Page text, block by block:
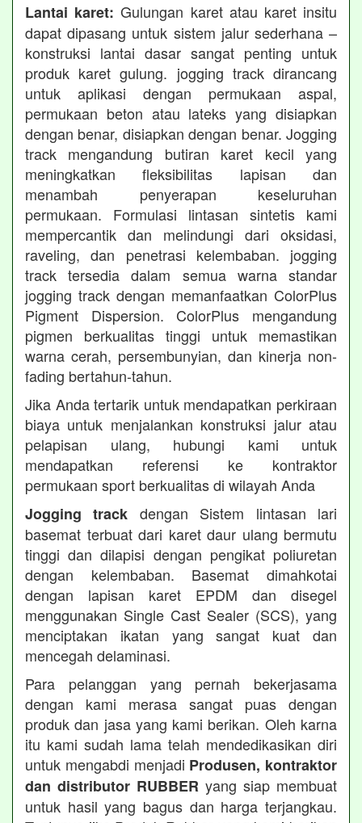
Lantai karet: Gulungan karet atau karet insitu
dapat dipasang untuk sistem jalur sederhana –
konstruksi lantai dasar sangat penting untuk
produk karet gulung. jogging track dirancang
untuk aplikasi dengan permukaan aspal,
permukaan beton atau lateks yang disiapkan
dengan benar, disiapkan dengan benar. Jogging
track mengandung butiran karet kecil yang
meningkatkan fleksibilitas lapisan dan
menambah penyerapan keseluruhan
permukaan. Formulasi lintasan sintetis kami
mempercantik dan melindungi dari oksidasi,
raveling, dan penetrasi kelembaban. jogging
track tersedia dalam semua warna standar
jogging track dengan memanfaatkan ColorPlus
Pigment Dispersion. ColorPlus mengandung
pigmen berkualitas tinggi untuk memastikan
warna cerah, persembunyian, dan kinerja non-
fading bertahun-tahun.
Jika Anda tertarik untuk mendapatkan perkiraan
biaya untuk menjalankan konstruksi jalur atau
pelapisan ulang, hubungi kami untuk
mendapatkan referensi ke kontraktor
permukaan sport berkualitas di wilayah Anda
Jogging track dengan Sistem lintasan lari
basemat terbuat dari karet daur ulang bermutu
tinggi dan dilapisi dengan pengikat poliuretan
dengan kelembaban. Basemat dimahkotai
dengan lapisan karet EPDM dan disegel
menggunakan Single Cast Sealer (SCS), yang
menciptakan ikatan yang sangat kuat dan
mencegah delaminasi.
Para pelanggan yang pernah bekerjasama
dengan kami merasa sangat puas dengan
produk dan jasa yang kami berikan. Oleh karna
itu kami sudah lama telah mendedikasikan diri
untuk mengabdi menjadi Produsen, kontraktor
dan distributor RUBBER yang siap membuat
untuk hasil yang bagus dan harga terjangkau.